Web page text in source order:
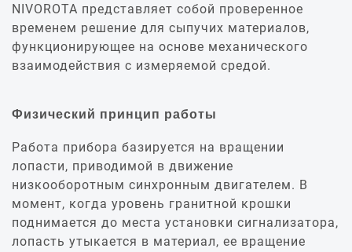
NIVOROTA представляет собой проверенное
временем решение для сыпучих материалов,
функционирующее на основе механического
взаимодействия с измеряемой средой.
Физический принцип работы
Работа прибора базируется на вращении
лопасти, приводимой в движение
низкооборотным синхронным двигателем. В
момент, когда уровень гранитной крошки
поднимается до места установки сигнализатора,
лопасть утыкается в материал, ее вращение